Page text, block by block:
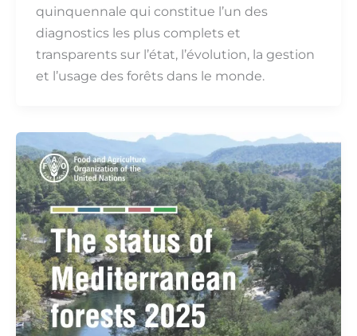
quinquennale qui constitue l’un des
diagnostics les plus complets et
transparents sur l’état, l’évolution, la gestion
et l’usage des forêts dans le monde.